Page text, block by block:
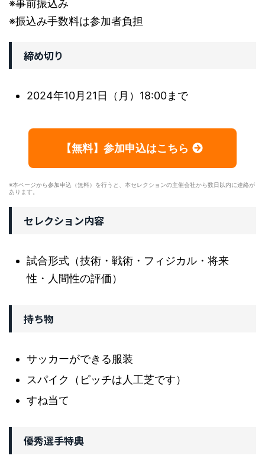
※事前振込み
※振込み手数料は参加者負担
締め切り
2024年10月21日（月）18:00まで
【無料】参加申込はこちら
※本ページから参加申込（無料）を行うと、本セレクションの主催会社から数日以内に連絡が
あります。
セレクション内容
試合形式（技術・戦術・フィジカル・将来
性・人間性の評価）
持ち物
サッカーができる服装
スパイク（ピッチは人工芝です）
すね当て
優秀選手特典